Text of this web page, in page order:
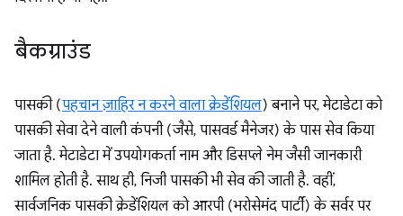
बैकग्राउंड
पासकी (पहचान ज़ाहिर न करने वाला क्रेडेंशियल) बनाने पर, मेटाडेटा को
पासकी सेवा देने वाली कंपनी (जैसे, पासवर्ड मैनेजर) के पास सेव किया
जाता है. मेटाडेटा में उपयोगकर्ता नाम और डिसप्ले नेम जैसी जानकारी
शामिल होती है. साथ ही, निजी पासकी भी सेव की जाती है. वहीं,
सार्वजनिक पासकी क्रेडेंशियल को आरपी (भरोसेमंद पार्टी) के सर्वर पर